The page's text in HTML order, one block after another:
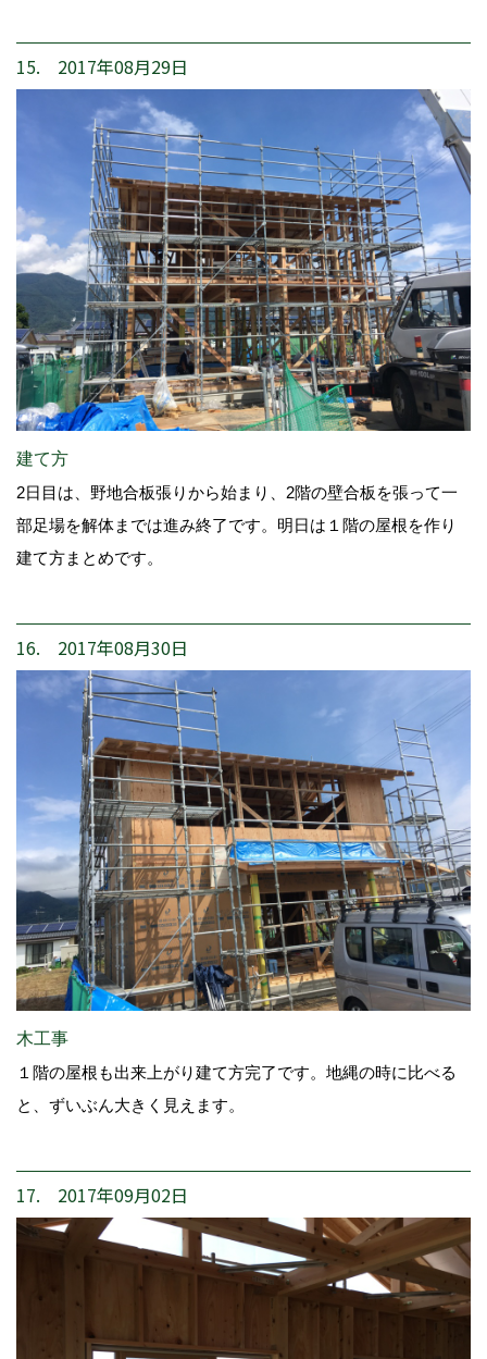
15. 2017年08月29日
建て方
2日目は、野地合板張りから始まり、2階の壁合板を張って一
部足場を解体までは進み終了です。明日は１階の屋根を作り
建て方まとめです。
16. 2017年08月30日
木工事
１階の屋根も出来上がり建て方完了です。地縄の時に比べる
と、ずいぶん大きく見えます。
17. 2017年09月02日